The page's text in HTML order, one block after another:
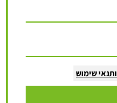
ותנאי שימוש